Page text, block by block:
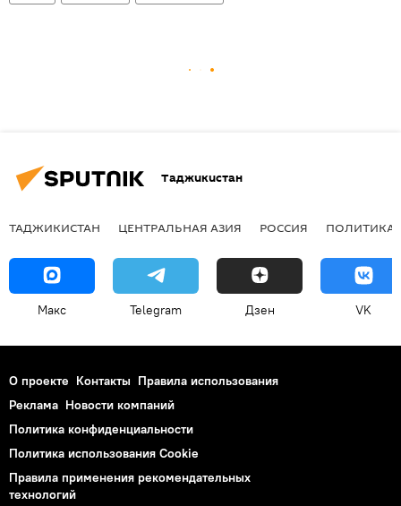
Таджикистан
ТАДЖИКИСТАН ЦЕНТРАЛЬНАЯ АЗИЯ РОССИЯ ПОЛИТИКА
Макс Telegram Дзен VK
О проекте Контакты Правила использования
Реклама Новости компаний
Политика конфиденциальности
Политика использования Cookie
Правила применения рекомендательных
технологий